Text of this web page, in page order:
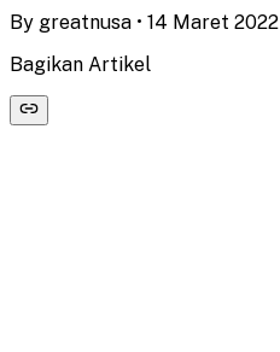
By greatnusa • 14 Maret 2022
Bagikan Artikel